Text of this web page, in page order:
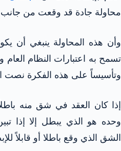
محاولة جادة قد وقعت من جانب
وأن هذه المحاولة ينبغي أن
تسمح به اعتبارات النظام العام
وتأسيساً على هذه الفكرة نصت المادة 143
إذا كان العقد في شق منه
وحده هو الذي يبطل إلا إذا
الشق الذي وقع باطلا أو قابلاً